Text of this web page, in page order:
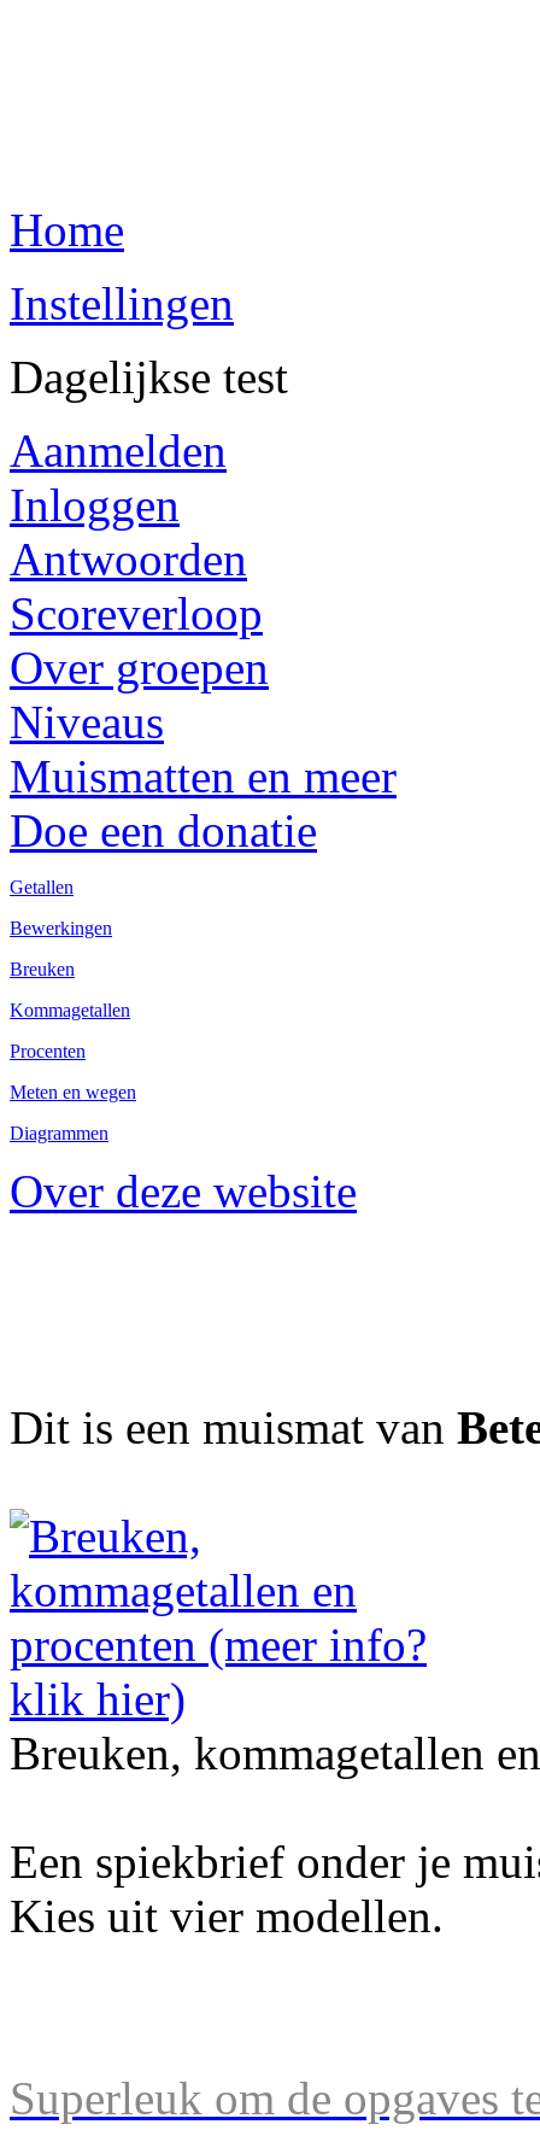
Home
Instellingen
Dagelijkse test
Aanmelden
Inloggen
Antwoorden
Scoreverloop
Over groepen
Niveaus
Muismatten en meer
Doe een donatie
Getallen
Bewerkingen
Breuken
Kommagetallen
Procenten
Meten en wegen
Diagrammen
Over deze website
Dit is een muismat van
Breuken, kommagetallen
Een spiekbrief onder je
Kies uit vier modellen.
Superleuk om de opgaves